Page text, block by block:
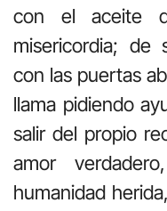
con el aceite
misericordia; de
con las puertas
llama pidiendo
salir del propio
amor
humanidad